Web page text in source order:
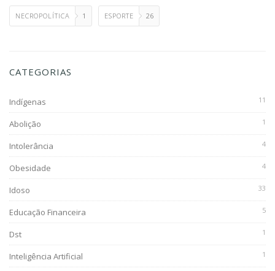
NECROPOLÍTICA 1 ESPORTE 26
CATEGORIAS
Indígenas 11
Abolição 1
Intolerância 4
Obesidade 4
Idoso 33
Educação Financeira 5
Dst 1
Inteligência Artificial 1